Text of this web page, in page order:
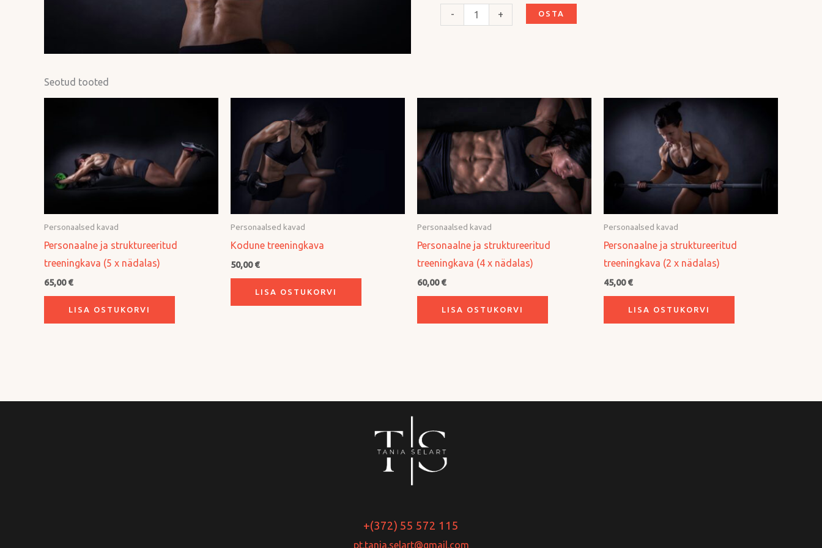
- + OSTA
Seotud tooted
Personaalsed kavad
Personaalne ja struktureeritud
treeningkava (5 x nädalas)
65,00€
LISA OSTUKORVI
Personaalsed kavad
Kodune treeningkava
50,00€
LISA OSTUKORVI
Personaalsed kavad
Personaalne ja struktureeritud
treeningkava (4 x nädalas)
60,00€
LISA OSTUKORVI
Personaalsed kavad
Personaalne ja struktureeritud
treeningkava (2 x nädalas)
45,00€
LISA OSTUKORVI
+(372) 55 572 115
pt.tania.selart@gmail.com